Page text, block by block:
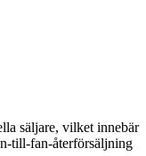
säljare, vilket innebär